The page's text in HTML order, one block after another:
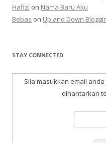
Hafizi on Nama Baru Aku
Bebas on Up and Down
STAY CONNECTED
Sila masukkan email
dihantarkan